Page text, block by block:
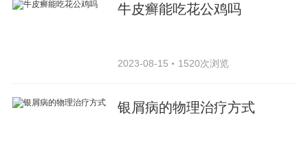
牛皮癣能吃花公鸡吗
2023-08-15 1520次浏览
银屑病的物理治疗方式